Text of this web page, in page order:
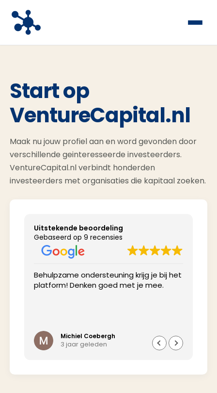
Start op
VentureCapital.nl
Maak nu jouw profiel aan en word gevonden door
verschillende geinteresseerde investeerders.
VentureCapital.nl verbindt honderden
investeerders met organisaties die kapitaal zoeken.
Uitstekende beoordeling
Gebaseerd op 9 recensies
Behulpzame ondersteuning krijg je bij het
platform! Denken goed met je mee.
Michiel Coebergh
3 jaar geleden